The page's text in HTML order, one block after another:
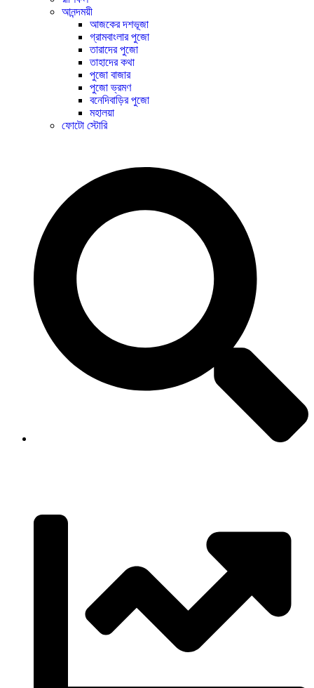
আনন্দময়ী
আজকের দশভূজা
গ্রামবাংলার পুজো
তারাদের পুজো
তাহাদের কথা
পুজো বাজার
পুজো ভ্রমণ
বনেদিবাড়ির পুজো
মহালয়া
ফোটো স্টোরি